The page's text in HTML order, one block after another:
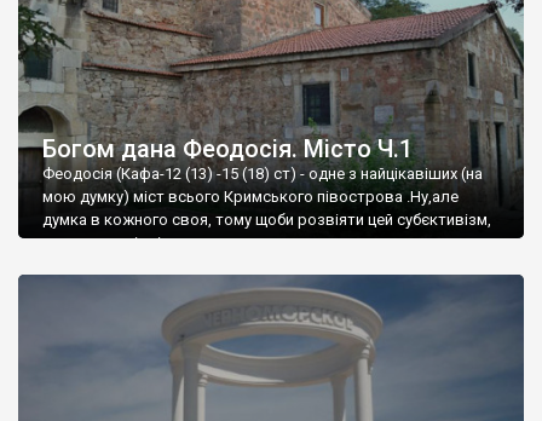
Богом дана Феодосія. Місто Ч.1
Феодосія (Кафа-12 (13) -15 (18) ст) - одне з найцікавіших (на
мою думку) міст всього Кримського півострова .Ну,але
думка в кожного своя, тому щоби розвіяти цей субєктивізм,
запрошую відвідати це